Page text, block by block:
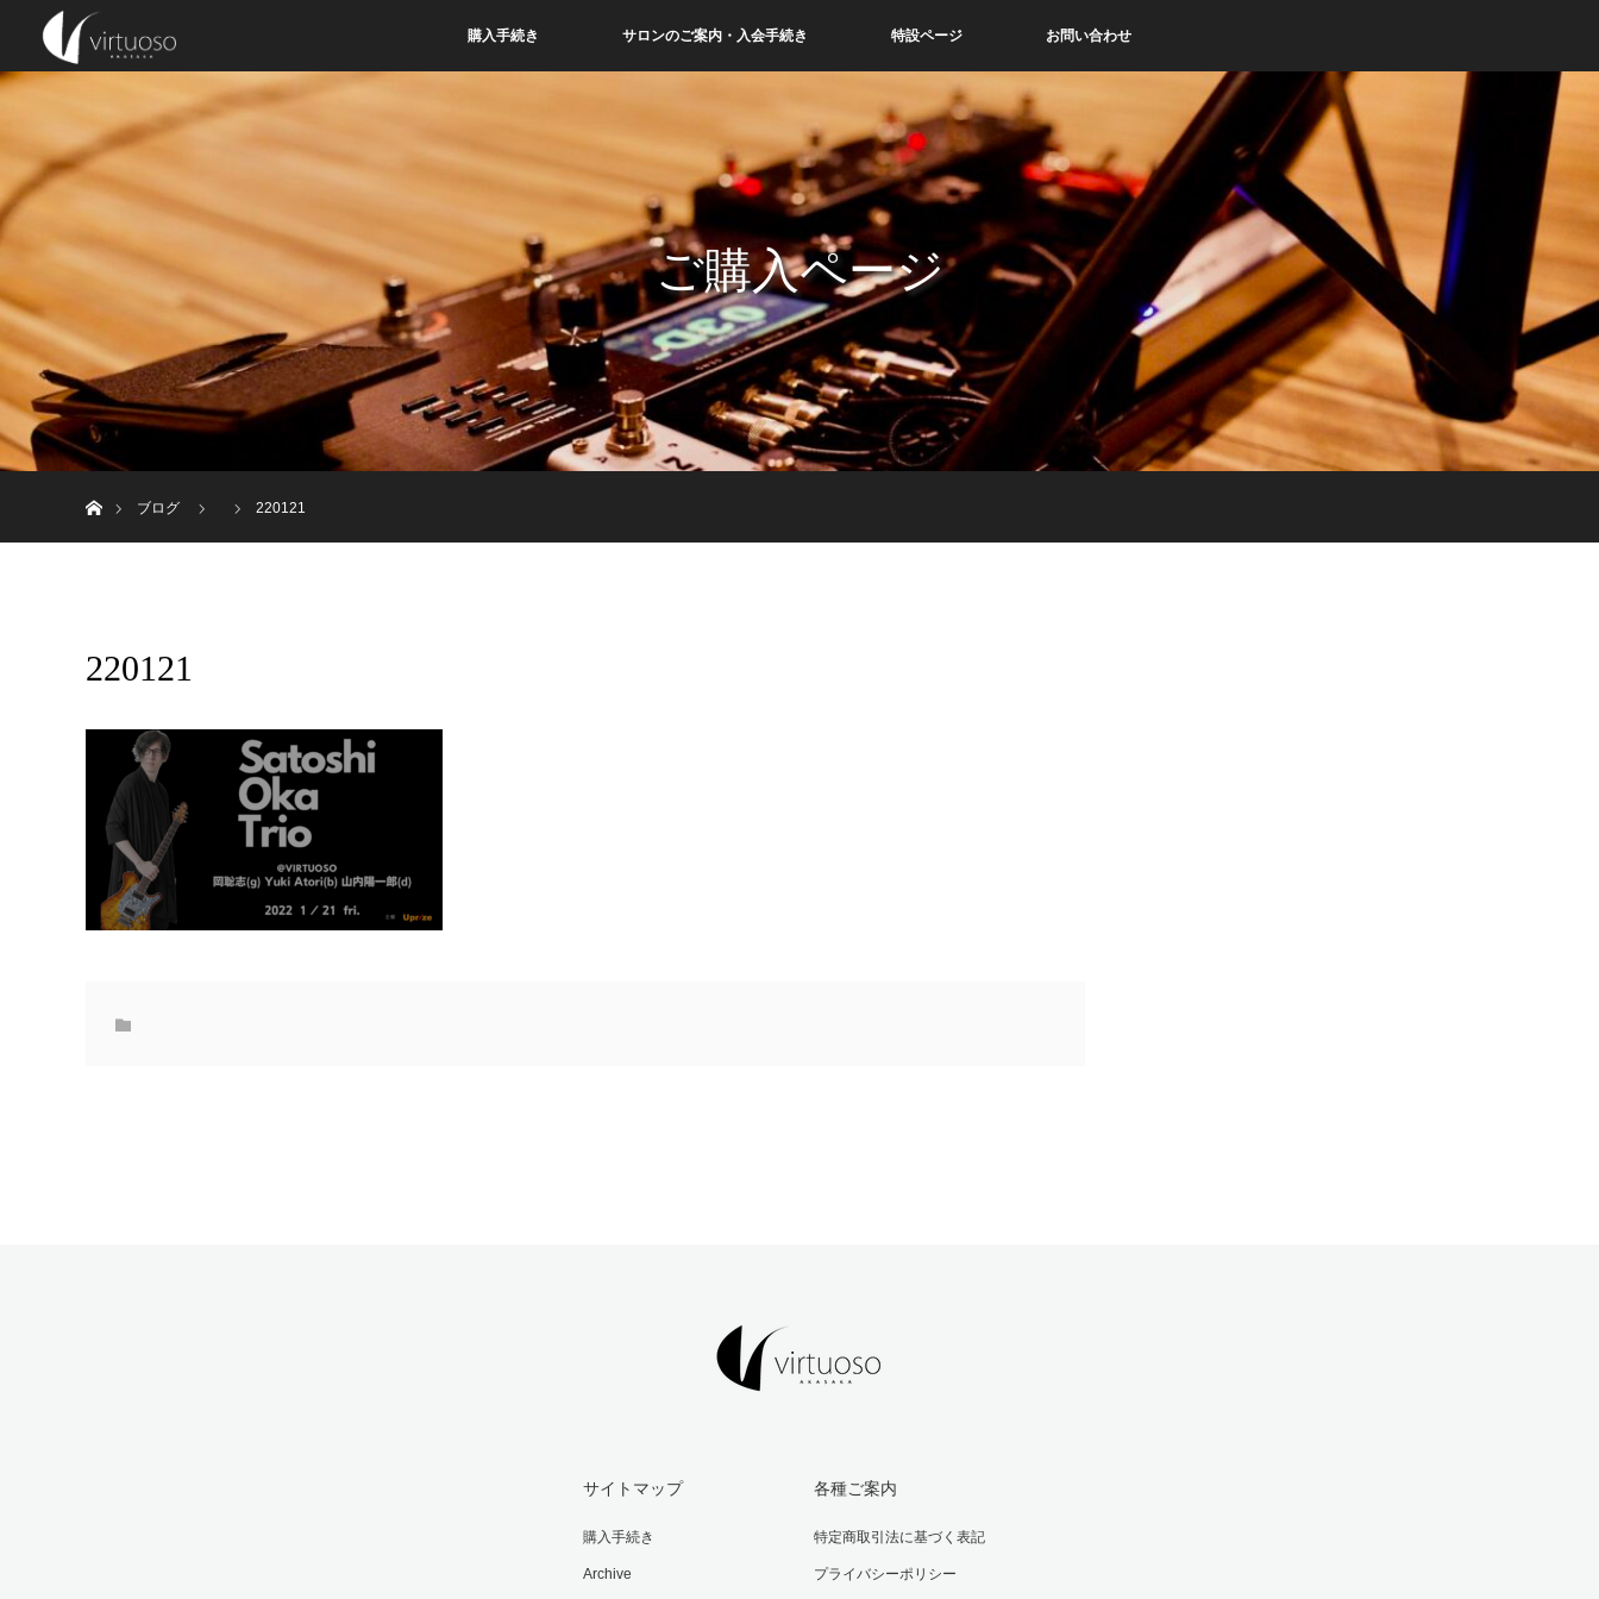
購入手続き サロンのご案内・入会手続き 特設ページ お問い合わせ
ご購入ページ
ブログ
220121
220121
サイトマップ
購入手続き
Archive
各種ご案内
特定商取引法に基づく表記
プライバシーポリシー